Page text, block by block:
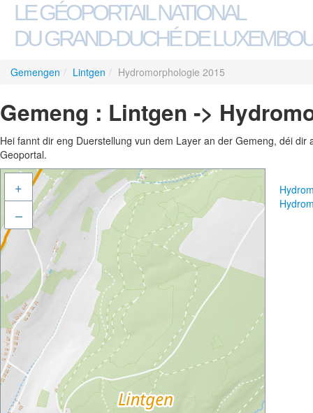
LE GÉOPORTAIL NATIONAL
DU GRAND-DUCHÉ DE
Gemengen / Lintgen / Hydromorphologie 2015
Gemeng : Lintgen ->
Hei fannt dir eng Duerstellung vun dem Layer an der Gemeng, déi
Geoportal.
+
–